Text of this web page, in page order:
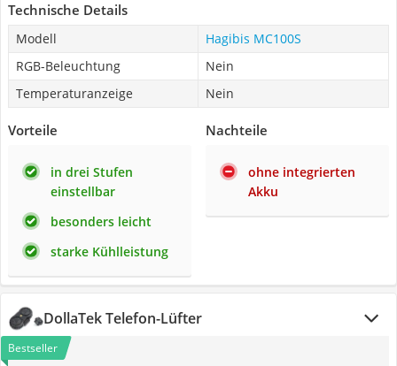
Technische Details
Modell
Hagibis MC100S
RGB-Beleuchtung
Nein
Temperaturanzeige
Nein
Vorteile
in drei Stufen
einstellbar
besonders leicht
starke Kühlleistung
Nachteile
ohne integrierten
Akku
DollaTek Telefon-Lüfter
Bestseller